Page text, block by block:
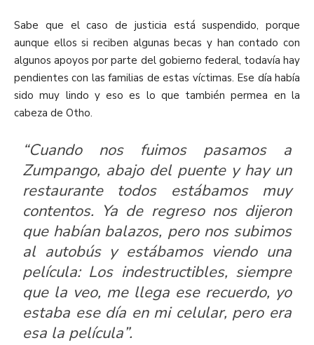
Sabe que el caso de justicia está suspendido, porque
aunque ellos si reciben algunas becas y han contado con
algunos apoyos por parte del gobierno federal, todavía hay
pendientes con las familias de estas víctimas. Ese día había
sido muy lindo y eso es lo que también permea en la
cabeza de Otho.
“Cuando nos fuimos pasamos a
Zumpango, abajo del puente y hay un
restaurante todos estábamos muy
contentos. Ya de regreso nos dijeron
que habían balazos, pero nos subimos
al autobús y estábamos viendo una
película: Los indestructibles, siempre
que la veo, me llega ese recuerdo, yo
estaba ese día en mi celular, pero era
esa la película”.